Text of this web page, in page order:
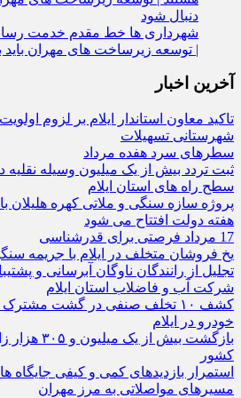
شهرداری‌ ها خط مقدم خدمت
| توسعه زیرساخت ‌های مهران باید
آخرین اخبار
تاکید معاون استاندار ایلام بر لزوم
شهرستانی تسهیلات
سطرهای سرد هفده مرداد
ثبت تردد بیش از یک میلیون وسیله نقلیه
سطح راه‌ های استان ایلام
هفته دولت افتتاح می شود
17 مرداد فرصتی برای قدرشناسی
یخ‌ فروشان متخلف در ایلام با جریمه
شرکت آب و فاضلاب استان ایلام
کشف ۱۰ تخلف صنفی در گشت
خودرو در ایلام
بازگشت بیش
کشور
استمرار بازدیدهای کمی و کیفی
مسیرهای مواصلاتی به مرز مهران